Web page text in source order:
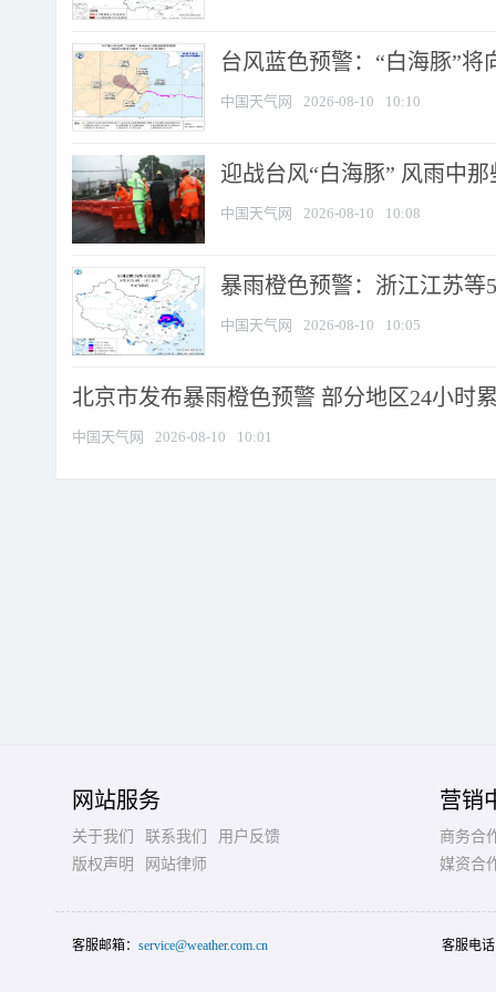
台风蓝色预警：“白海豚”
中国天气网 2026-08-10 10:10
迎战台风“白海豚” 风雨中
中国天气网 2026-08-10 10:08
暴雨橙色预警：浙江江苏等
中国天气网 2026-08-10 10:05
北京市发布暴雨橙色预警 部分地区24小时
中国天气网 2026-08-10 10:01
网站服务
关于我们 联系我们
用户反馈
版权声明
网站律师
营销
商务合
媒资合
客服邮箱： service@weather.com.cn 客服电